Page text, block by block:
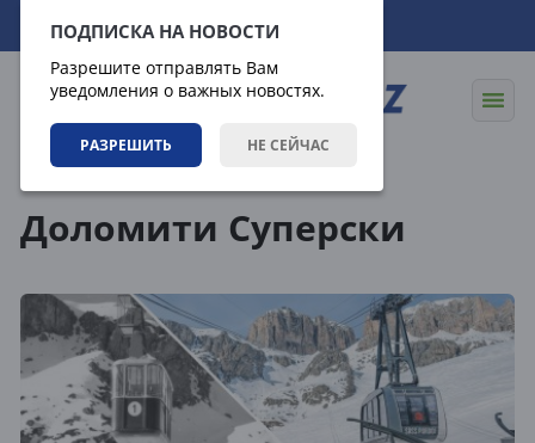
ПОДПИСКА НА НОВОСТИ
Разрешите отправлять Вам
уведомления о важных новостях.
РАЗРЕШИТЬ НЕ СЕЙЧАС
09.08.2026 07:24:18
Доломити Суперски